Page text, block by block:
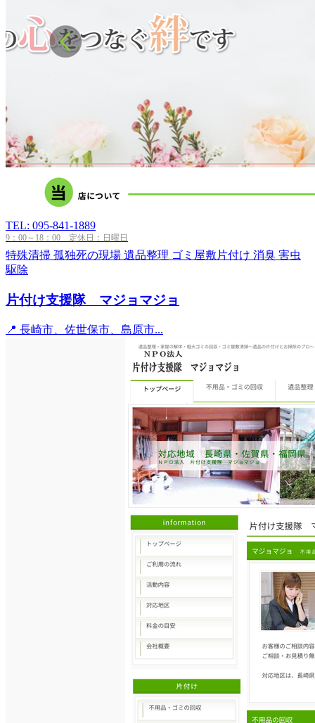
TEL: 095-841-1889
9：00～18：00 定休日：日曜日
特殊清掃 孤独死の現場 遺品整理 ゴミ屋敷片付け 消臭 害虫
駆除
片付け支援隊 マジョマジョ
📍 長崎市、佐世保市、島原市...